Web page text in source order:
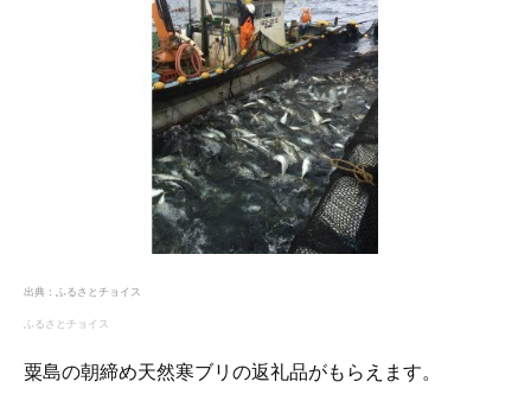
出典： ふるさとチョイス
ふるさとチョイス
粟島の朝締め天然寒ブリの返礼品がもらえます。